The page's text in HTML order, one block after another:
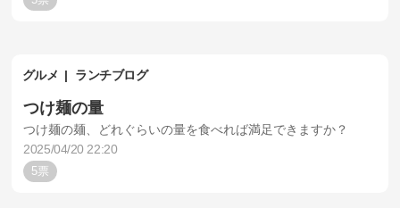
グルメ ランチブログ
つけ麺の量
つけ麺の麺、どれぐらいの量を食べれば満足できますか？
2025/04/20 22:20
5